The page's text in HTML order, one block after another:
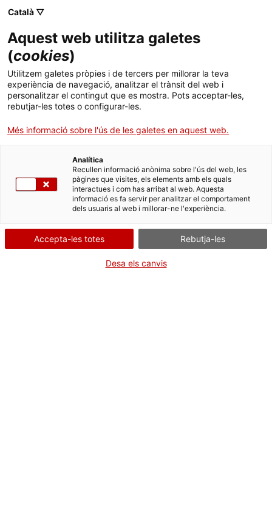
Menú
Cercador
La Meva Salut. Obre en una nova finestra.
Què cal fer si... La baixa mèdica
Canal Salut
Inici
Salut A-Z
Vida saludable
Sistema de salut
Professionals
Actualitat
Contacte
Idioma: ca
Alimentació i malalties
L’alimentació és clau per mantenir un bon estat de salut. D’una
problemes de salut i, de l’altra, el tractament de determinades
malalties requereix de pautes dietètiques específiques.
Alhora, alguns aliments, algun dels seus components o els
additius poden provocar reaccions en algunes persones, com ara
al·lèrgies o intoleràncies i cal, per tant, restringir-ne o eliminar-ne
el consum.
L’alimentació, però, també està estretament vinculada a aspectes
culturals, socials, econòmics, etc. i en el nostre entorn
mediterrani, l’acte de menjar té connotacions importants de
convivència i plaer. Per això, tant quan es gaudeix de salut com
quan es pateix algun trastorn o malaltia, cal vetllar perquè
l’alimentació sigui també, una font de gaudi.
Català ▽
Aquest web utilitza galetes
(cookies)
Utilitzem galetes pròpies i de tercers per millorar la teva
experiència de navegació, analitzar el trànsit del web i
personalitzar el contingut que es mostra. Pots acceptar-les,
rebutjar-les totes o configurar-les.
Més informació sobre l'ús de les galetes en aquest web.
Analítica
Recullen informació anònima sobre l'ús del web, les
pàgines que visites, els elements amb els quals
interactues i com has arribat al web. Aquesta
informació es fa servir per analitzar el comportament
dels usuaris al web i millorar-ne l'experiència.
Accepta-les totes Rebutja-les
Desa els canvis